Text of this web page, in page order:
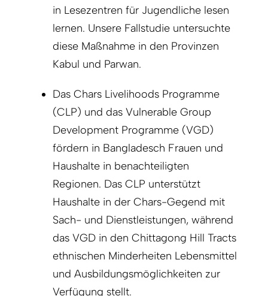
in Lesezentren für Jugendliche lesen
lernen. Unsere Fallstudie untersuchte
diese Maßnahme in den Provinzen
Kabul und Parwan.
Das Chars Livelihoods Programme
(CLP) und das Vulnerable Group
Development Programme (VGD)
fördern in Bangladesch Frauen und
Haushalte in benachteiligten
Regionen. Das CLP unterstützt
Haushalte in der Chars-Gegend mit
Sach- und Dienstleistungen, während
das VGD in den Chittagong Hill Tracts
ethnischen Minderheiten Lebensmittel
und Ausbildungsmöglichkeiten zur
Verfügung stellt.